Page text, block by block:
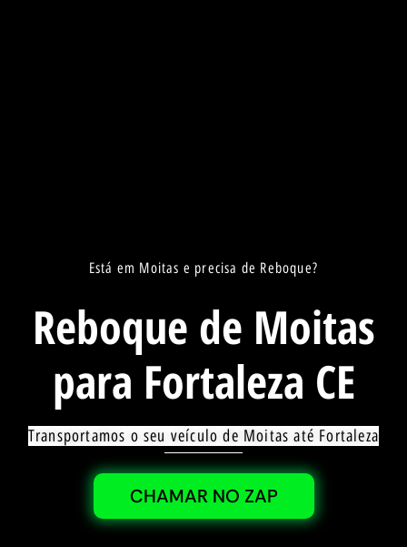
Está em Moitas e precisa de Reboque?
Reboque de Moitas
para Fortaleza CE
Transportamos o seu veículo de Moitas até Fortaleza
CHAMAR NO ZAP